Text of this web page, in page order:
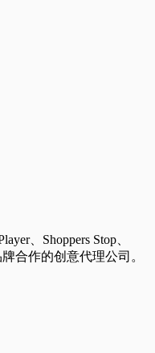
、Shoppers Stop、
合作的创意代理公司。